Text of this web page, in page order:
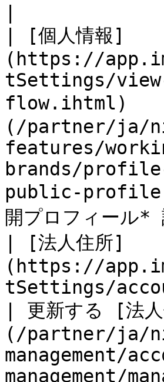
| [個人情報]
(https://
tSettings/
flow.ihtml)
(/partner/ja/
features/
brands/profile-
public-
開プロフィ
| [法人住所]
(https://
tSettings/
| 更新する [法
(/partner/ja/
management/
management/